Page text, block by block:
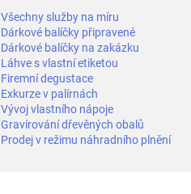
Všechny služby na míru
Dárkové balíčky připravené
Dárkové balíčky na zakázku
Láhve s vlastní etiketou
Firemní degustace
Exkurze v palírnách
Vývoj vlastního nápoje
Gravírování dřevěných obalů
Prodej v režimu náhradního plnění